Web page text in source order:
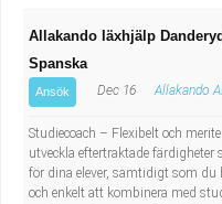
Allakando läxhjälp
Spanska
Ansök Dec 16 Allakando
Studiecoach – Flexibelt och
utveckla eftertraktade färdigheter
för dina elever, samtidigt som
och enkelt att kombinera med